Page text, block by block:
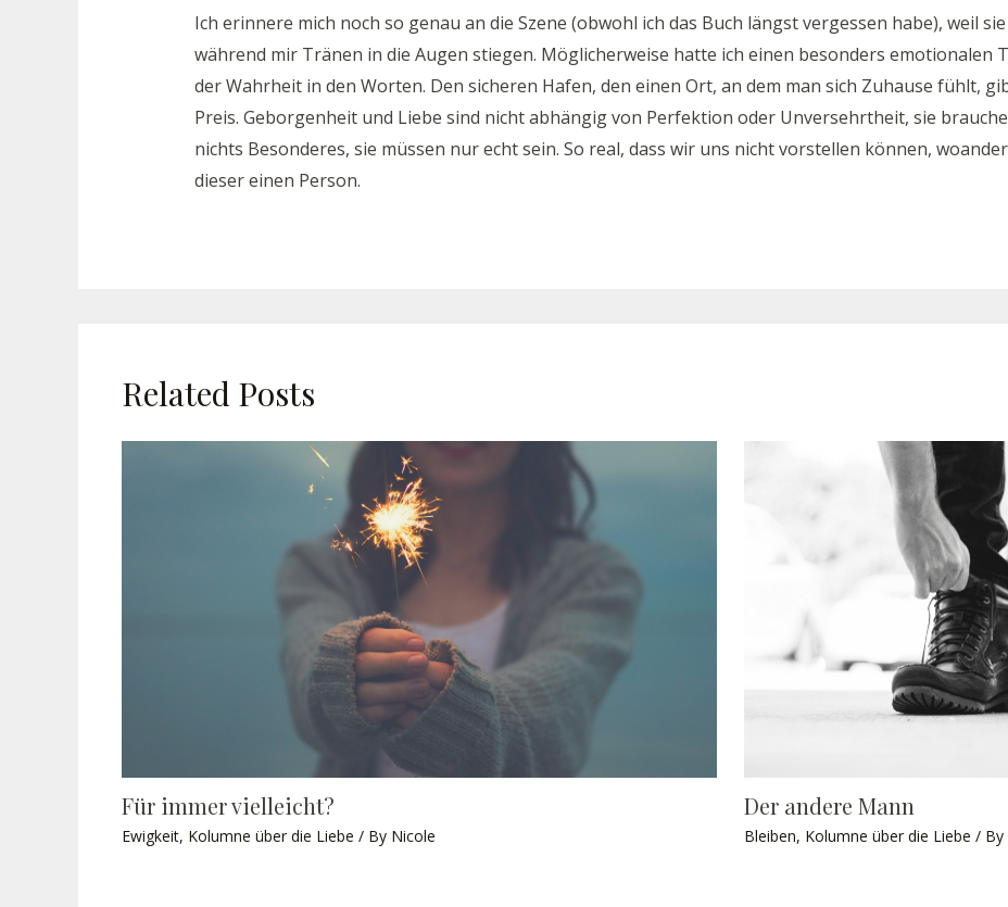
Ich erinnere mich noch so genau an die Szene (obwohl ich das Buch längst vergessen habe), weil
während mir Tränen in die Augen stiegen. Möglicherweise hatte ich einen besonders emotionalen
der Wahrheit in den Worten. Den sicheren Hafen, den einen Ort, an dem man sich Zuhause fühlt,
Preis. Geborgenheit und Liebe sind nicht abhängig von Perfektion oder Unversehrtheit, sie
nichts Besonderes, sie müssen nur echt sein. So real, dass wir uns nicht vorstellen können,
dieser einen Person.
Related Posts
Für immer vielleicht?
Ewigkeit, Kolumne über die Liebe / By Nicole
Der andere Mann
Bleiben, Kolumne über die Liebe / By